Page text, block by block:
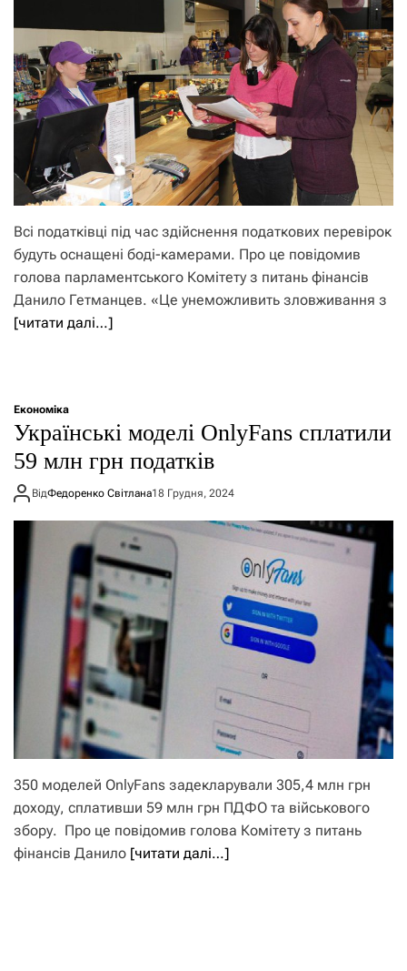
Всі податківці під час здійснення податкових перевірок
будуть оснащені боді-камерами. Про це повідомив
голова парламентського Комітету з питань фінансів
Данило Гетманцев. «Це унеможливить зловживання з
[читати далі…]
Економіка
Українські моделі OnlyFans сплатили
59 млн грн податків
ВідФедоренко Світлана18 Грудня, 2024
350 моделей OnlyFans задекларували 305,4 млн грн
доходу, сплативши 59 млн грн ПДФО та військового
збору. Про це повідомив голова Комітету з питань
фінансів Данило [читати далі…]